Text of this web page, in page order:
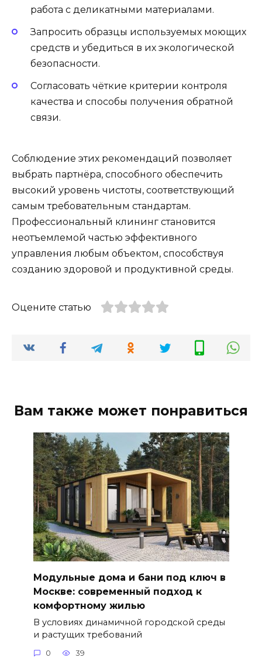
работа с деликатными материалами.
Запросить образцы используемых моющих
средств и убедиться в их экологической
безопасности.
Согласовать чёткие критерии контроля
качества и способы получения обратной
связи.
Соблюдение этих рекомендаций позволяет
выбрать партнёра, способного обеспечить
высокий уровень чистоты, соответствующий
самым требовательным стандартам.
Профессиональный клининг становится
неотъемлемой частью эффективного
управления любым объектом, способствуя
созданию здоровой и продуктивной среды.
Оцените статью
Вам также может понравиться
Модульные дома и бани под ключ в
Москве: современный подход к
комфортному жилью
В условиях динамичной городской среды
и растущих требований
0 39